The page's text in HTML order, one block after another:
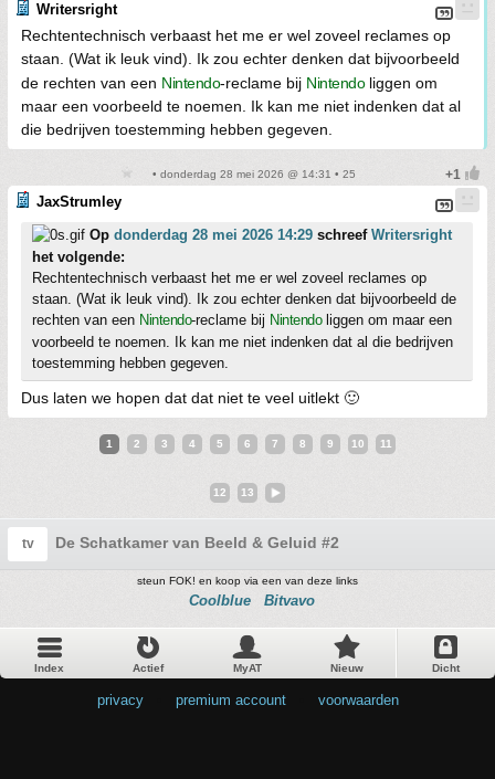
Writersright
Rechtentechnisch verbaast het me er wel zoveel reclames op
staan. (Wat ik leuk vind). Ik zou echter denken dat bijvoorbeeld
de rechten van een Nintendo-reclame bij Nintendoliggen om
maar een voorbeeld te noemen. Ik kan me niet indenken dat al
die bedrijven toestemming hebben gegeven.
• donderdag 28 mei 2026 @ 14:31 • 25
JaxStrumley
Op donderdag 28 mei 2026 14:29 schreef Writersright
het volgende:
Rechtentechnisch verbaast het me er wel zoveel reclames op
staan. (Wat ik leuk vind). Ik zou echter denken dat bijvoorbeeld de
rechten van een Nintendo-reclame bij Nintendoliggen om maar een
voorbeeld te noemen. Ik kan me niet indenken dat al die bedrijven
toestemming hebben gegeven.
Dus laten we hopen dat dat niet te veel uitlekt 🙂
1 2 3 4 5 6 7 8 9 10 11
12 13
tv De Schatkamer van Beeld & Geluid #2
steun FOK! en koop via een van deze links
Coolblue Bitvavo
Index Actief MyAT Nieuw Dicht
privacy premium account voorwaarden